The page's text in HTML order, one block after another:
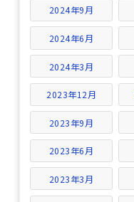
2024年9月
2024年6月
2024年3月
2023年12月
2023年9月
2023年6月
2023年3月